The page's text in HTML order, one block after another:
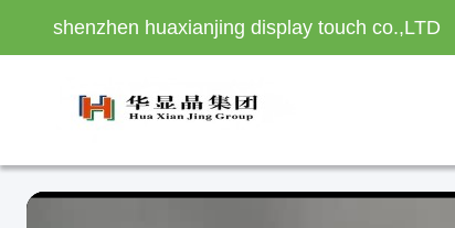
shenzhen huaxianjing display touch co.,LTD